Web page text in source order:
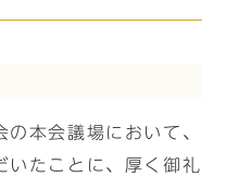
本会議場において、
いたことに、厚く御礼